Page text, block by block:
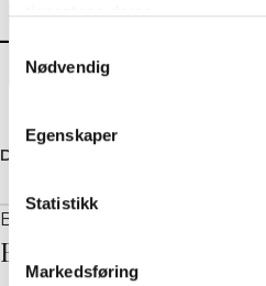
tjenestene deres.
Samtykkevalg
Nødvendig
Egenskaper
Statistikk
Markedsføring
Dele:
Beskrivelse
Beskrivelse